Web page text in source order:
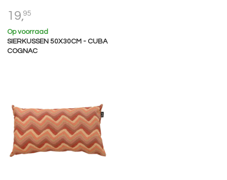
19,95
Op voorraad
SIERKUSSEN 50X30CM - CUBA
COGNAC